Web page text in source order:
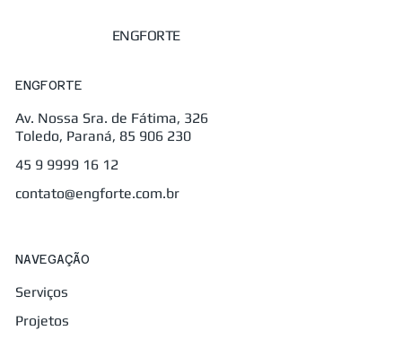
ENGFORTE
ENGFORTE
Av. Nossa Sra. de Fátima, 326
Toledo, Paraná, 85 906 230
45 9 9999 16 12
contato@engforte.com.br
NAVEGAÇÃO
Serviços
Projetos